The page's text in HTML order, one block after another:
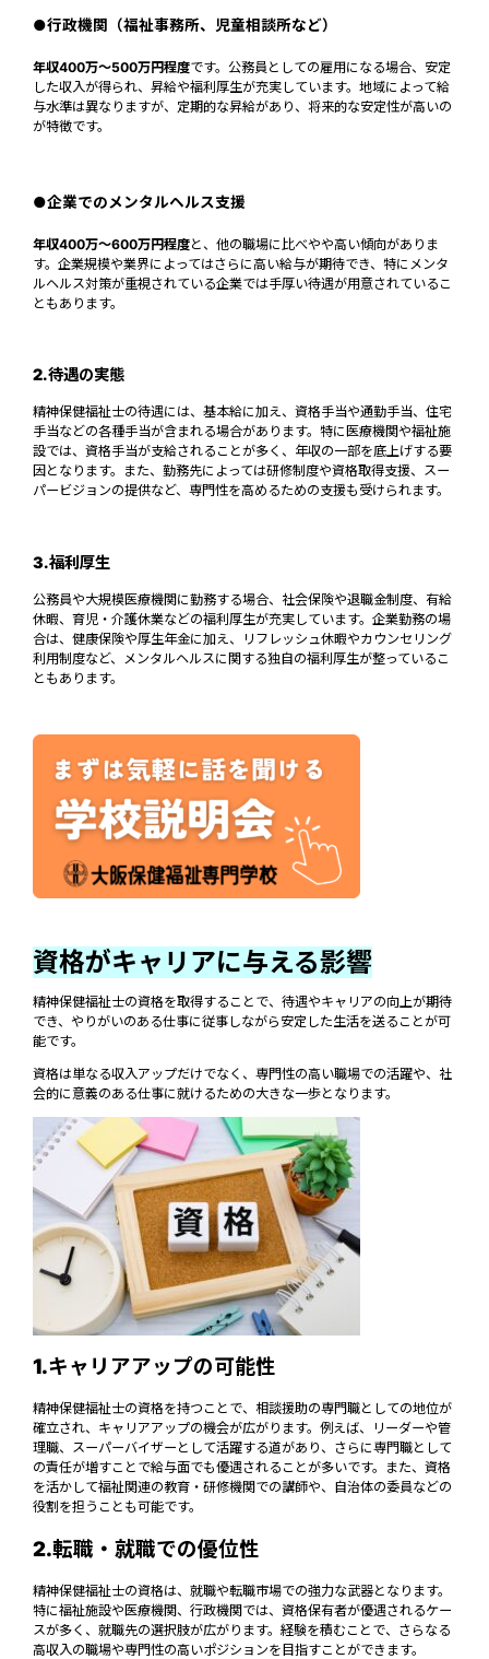
●行政機関（福祉事務所、児童相談所など）
年収400万〜500万円程度です。公務員としての雇用になる場合、安定
した収入が得られ、昇給や福利厚生が充実しています。地域によって給
与水準は異なりますが、定期的な昇給があり、将来的な安定性が高いの
が特徴です。
●企業でのメンタルヘルス支援
年収400万〜600万円程度と、他の職場に比べやや高い傾向がありま
す。企業規模や業界によってはさらに高い給与が期待でき、特にメンタ
ルヘルス対策が重視されている企業では手厚い待遇が用意されているこ
ともあります。
2.待遇の実態
精神保健福祉士の待遇には、基本給に加え、資格手当や通勤手当、住宅
手当などの各種手当が含まれる場合があります。特に医療機関や福祉施
設では、資格手当が支給されることが多く、年収の一部を底上げする要
因となります。また、勤務先によっては研修制度や資格取得支援、スー
パービジョンの提供など、専門性を高めるための支援も受けられます。
3.福利厚生
公務員や大規模医療機関に勤務する場合、社会保険や退職金制度、有給
休暇、育児・介護休業などの福利厚生が充実しています。企業勤務の場
合は、健康保険や厚生年金に加え、リフレッシュ休暇やカウンセリング
利用制度など、メンタルヘルスに関する独自の福利厚生が整っているこ
ともあります。
資格がキャリアに与える影響
精神保健福祉士の資格を取得することで、待遇やキャリアの向上が期待
でき、やりがいのある仕事に従事しながら安定した生活を送ることが可
能です。
資格は単なる収入アップだけでなく、専門性の高い職場での活躍や、社
会的に意義のある仕事に就けるための大きな一歩となります。
1.キャリアアップの可能性
精神保健福祉士の資格を持つことで、相談援助の専門職としての地位が
確立され、キャリアアップの機会が広がります。例えば、リーダーや管
理職、スーパーバイザーとして活躍する道があり、さらに専門職として
の責任が増すことで給与面でも優遇されることが多いです。また、資格
を活かして福祉関連の教育・研修機関での講師や、自治体の委員などの
役割を担うことも可能です。
2.転職・就職での優位性
精神保健福祉士の資格は、就職や転職市場での強力な武器となります。
特に福祉施設や医療機関、行政機関では、資格保有者が優遇されるケー
スが多く、就職先の選択肢が広がります。経験を積むことで、さらなる
高収入の職場や専門性の高いポジションを目指すことができます。